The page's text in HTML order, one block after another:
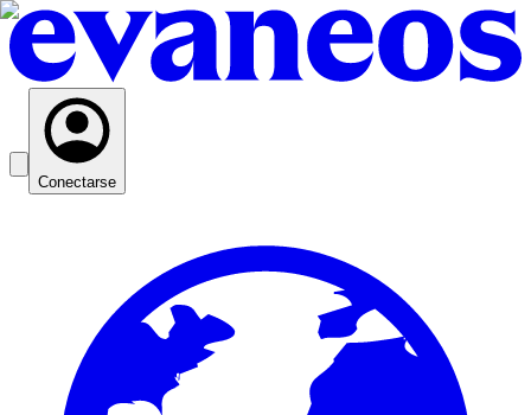
Conectarse